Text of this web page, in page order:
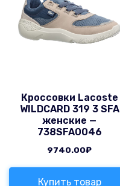
Кроссовки Lacoste
WILDCARD 319 3 SFA
женские —
738SFA0046
9740.00₽
Купить товар